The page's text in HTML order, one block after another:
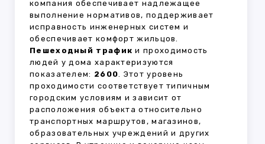
компания обеспечивает надлежащее
выполнение нормативов, поддерживает
исправность инженерных систем и
обеспечивает комфорт жильцов.
Пешеходный трафик и проходимость
людей у дома характеризуются
показателем: 2600. Этот уровень
проходимости соответствует типичным
городским условиям и зависит от
расположения объекта относительно
транспортных маршрутов, магазинов,
образовательных учреждений и других